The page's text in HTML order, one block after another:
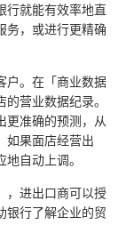
行就能有效率地直
务，或进行更精确
户。在「商业数据
营业数据纪录。
更准确的预测，从
如果面店经营出
自动上调。
，进出口商可以授
银行了解企业的贸